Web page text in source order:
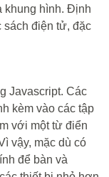
khung hình. Định
sách điện tử, đặc
Javascript. Các
kèm vào các tập
với một từ điển
vậy, mặc dù có
để bàn và